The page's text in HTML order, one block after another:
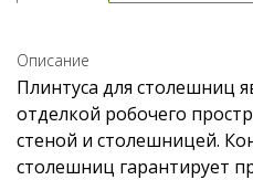
Описание
Плинтуса для столешниц
отделкой робочего
стеной и столешницей.
столешниц гарантирует